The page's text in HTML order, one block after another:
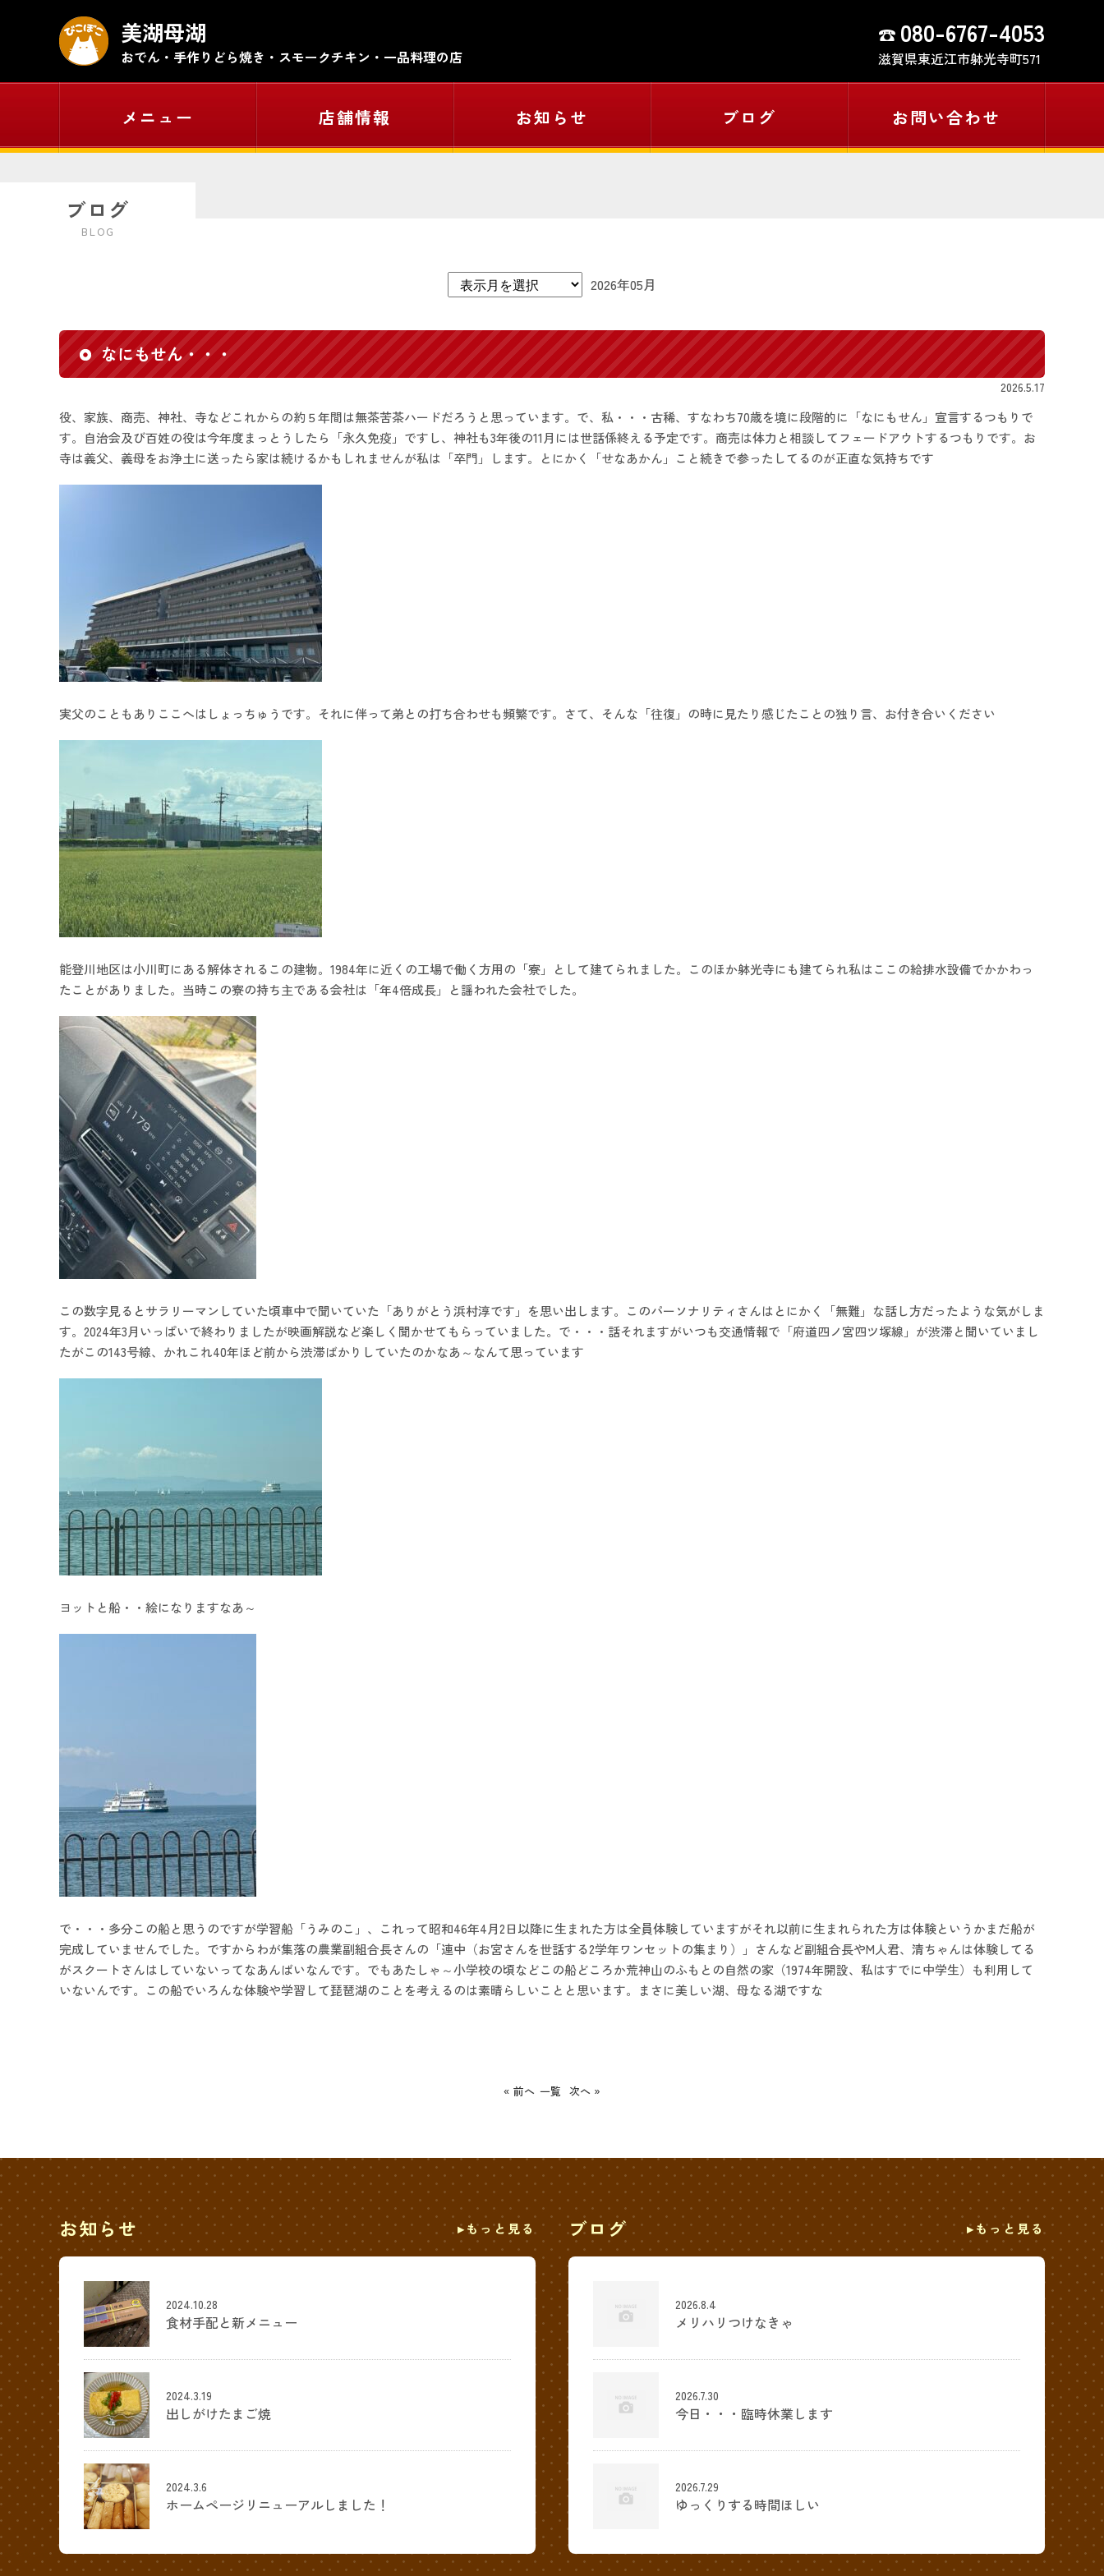
美湖母湖
おでん・手作りどら焼き ・ スモークチキン・一品料理の店
080-6767-4053
滋賀県東近江市躰光寺町571
メニュー 店舗情報 お知らせ ブログ お問い合わせ
ブログ
BLOG
2026年05月
なにもせん・・・
2026.5.17
役、家族、商売、神社、寺などこれからの約５年間は無茶苦茶ハードだろうと思っています。で、私・・・古稀、すなわち70歳を境に段階的に「なにもせん」宣言するつもりで
す。自治会及び百姓の役は今年度まっとうしたら「永久免疫」ですし、神社も3年後の11月には世話係終える予定です。商売は体力と相談してフェードアウトするつもりです。お
寺は義父、義母をお浄土に送ったら家は続けるかもしれませんが私は「卒門」します。とにかく「せなあかん」こと続きで参ったしてるのが正直な気持ちです
実父のこともありここへはしょっちゅうです。それに伴って弟との打ち合わせも頻繁です。さて、そんな「往復」の時に見たり感じたことの独り言、お付き合いください
能登川地区は小川町にある解体されるこの建物。1984年に近くの工場で働く方用の「寮」として建てられました。このほか躰光寺にも建てられ私はここの給排水設備でかかわっ
たことがありました。当時この寮の持ち主である会社は「年4倍成長」と謡われた会社でした。
この数字見るとサラリーマンしていた頃車中で聞いていた「ありがとう浜村淳です」を思い出します。このパーソナリティさんはとにかく「無難」な話し方だったような気がしま
す。2024年3月いっぱいで終わりましたが映画解説など楽しく聞かせてもらっていました。で・・・話それますがいつも交通情報で「府道四ノ宮四ツ塚線」が渋滞と聞いていまし
たがこの143号線、かれこれ40年ほど前から渋滞ばかりしていたのかなあ～なんて思っています
ヨットと船・・絵になりますなあ～
で・・・多分この船と思うのですが学習船「うみのこ」、これって昭和46年4月2日以降に生まれた方は全員体験していますがそれ以前に生まれられた方は体験というかまだ船が
完成していませんでした。ですからわが集落の農業副組合長さんの「連中（お宮さんを世話する2学年ワンセットの集まり）」さんなど副組合長やM人君、清ちゃんは体験してる
がスクートさんはしていないってなあんばいなんです。でもあたしゃ～小学校の頃などこの船どころか荒神山のふもとの自然の家（1974年開設、私はすでに中学生）も利用して
いないんです。この船でいろんな体験や学習して琵琶湖のことを考えるのは素晴らしいことと思います。まさに美しい湖、母なる湖ですな
« 前へ 一覧 次へ »
お知らせ もっと見る
2024.10.28
食材手配と新メニュー
2024.3.19
出しがけたまご焼
2024.3.6
ホームページリニューアルしました！
ブログ もっと見る
2026.8.4
メリハリつけなきゃ
2026.7.30
今日・・・臨時休業します
2026.7.29
ゆっくりする時間ほしい